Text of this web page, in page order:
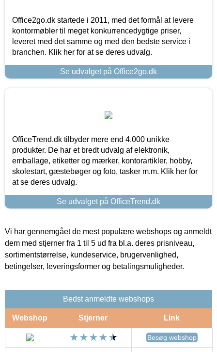
Office2go.dk startede i 2011, med det formål at levere
kontormøbler til meget konkurrencedygtige priser,
leveret med det samme og med den bedste service i
branchen. Klik her for at se deres udvalg.
Se udvalget på Office2go.dk
OfficeTrend.dk tilbyder mere end 4.000 unikke
produkter. De har et bredt udvalg af elektronik,
emballage, etiketter og mærker, kontorartikler, hobby,
skolestart, gæstebøger og foto, tasker m.m. Klik her for
at se deres udvalg.
Se udvalget på OfficeTrend.dk
Vi har gennemgået de mest populære webshops og anmeldt
dem med stjerner fra 1 til 5 ud fra bl.a. deres prisniveau,
sortimentstørrelse, kundeservice, brugervenlighed,
betingelser, leveringsformer og betalingsmuligheder.
Bedst anmeldte webshops
Webshop Stjerner Link
Besøg webshop